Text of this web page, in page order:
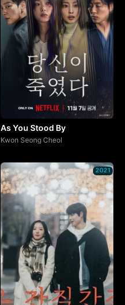
As You Stood By
Kwon Seong Cheol
2021